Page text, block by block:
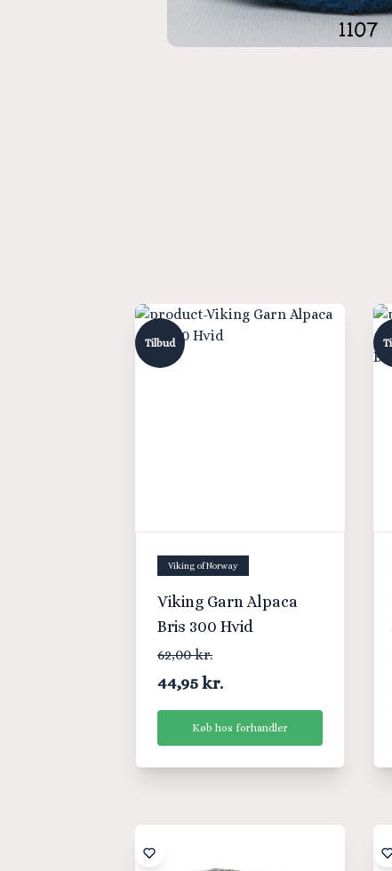
Tilbud
Viking of Norway
Viking Garn Alpaca
Bris 300 Hvid
62,00 kr.
44,95 kr.
Køb hos forhandler